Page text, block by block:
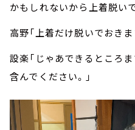
かもしれないから上着脱い
高野「上着だけ脱いでおきま
設楽「じゃあできるところ
含んでください。」